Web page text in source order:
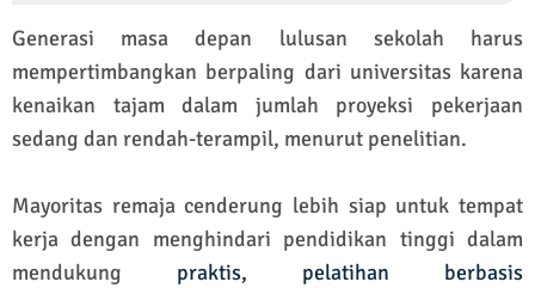
Generasi masa depan lulusan sekolah harus
mempertimbangkan berpaling dari universitas karena
kenaikan tajam dalam jumlah proyeksi pekerjaan
sedang dan rendah-terampil, menurut penelitian.
Mayoritas remaja cenderung lebih siap untuk tempat
kerja dengan menghindari pendidikan tinggi dalam
mendukung praktis, pelatihan berbasis